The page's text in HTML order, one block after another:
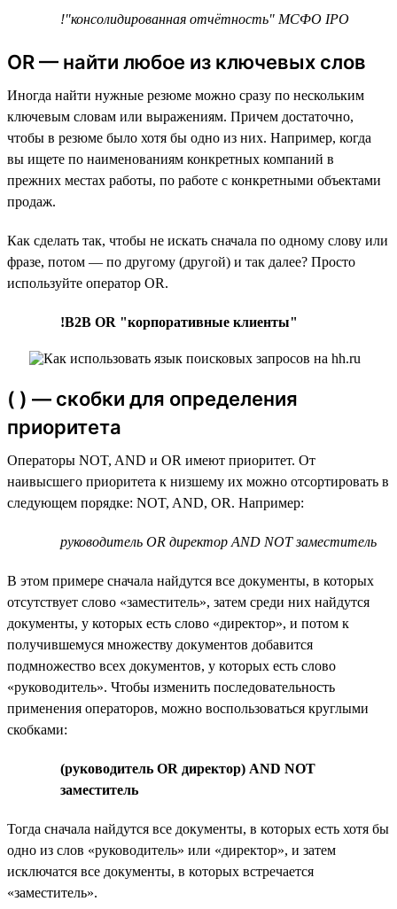
!"консолидированная отчётность" МСФО IPO
OR — найти любое из ключевых слов
Иногда найти нужные резюме можно сразу по нескольким
ключевым словам или выражениям. Причем достаточно,
чтобы в резюме было хотя бы одно из них. Например, когда
вы ищете по наименованиям конкретных компаний в
прежних местах работы, по работе с конкретными объектами
продаж.
Как сделать так, чтобы не искать сначала по одному слову или
фразе, потом — по другому (другой) и так далее? Просто
используйте оператор OR.
!B2B OR "корпоративные клиенты"
( ) — скобки для определения
приоритета
Операторы NOT, AND и OR имеют приоритет. От
наивысшего приоритета к низшему их можно отсортировать в
следующем порядке: NOT, AND, OR. Например:
руководитель OR директор AND NOT заместитель
В этом примере сначала найдутся все документы, в которых
отсутствует слово «заместитель», затем среди них найдутся
документы, у которых есть слово «директор», и потом к
получившемуся множеству документов добавится
подмножество всех документов, у которых есть слово
«руководитель». Чтобы изменить последовательность
применения операторов, можно воспользоваться круглыми
скобками:
(руководитель OR директор) AND NOT
заместитель
Тогда сначала найдутся все документы, в которых есть хотя бы
одно из слов «руководитель» или «директор», и затем
исключатся все документы, в которых встречается
«заместитель».